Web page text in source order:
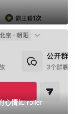
心情如 roller